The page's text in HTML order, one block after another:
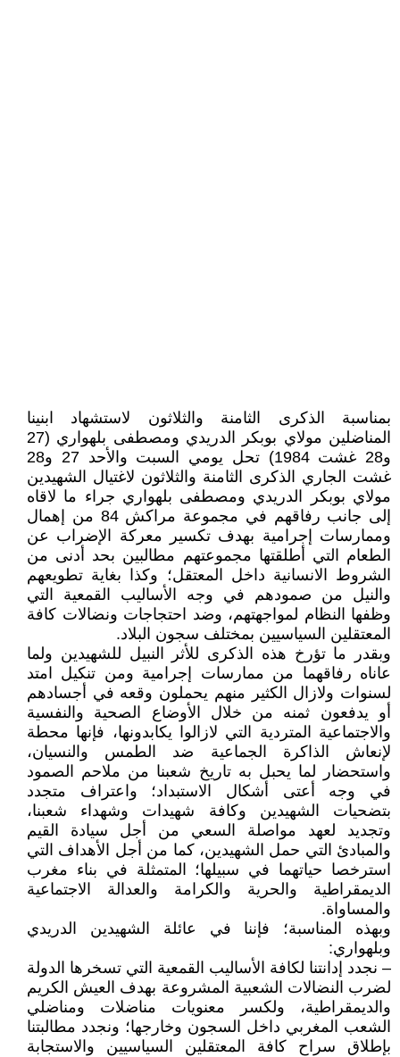
بمناسبة الذكرى الثامنة والثلاثون لاستشهاد ابنينا
المناضلين مولاي بوبكر الدريدي ومصطفى بلهواري (27
و28 غشت 1984) تحل يومي السبت والأحد 27 و28
غشت الجاري الذكرى الثامنة والثلاثون لاغتيال الشهيدين
مولاي بوبكر الدريدي ومصطفى بلهواري جراء ما لاقاه
إلى جانب رفاقهم في مجموعة مراكش 84 من إهمال
وممارسات إجرامية بهدف تكسير معركة الإضراب عن
الطعام التي أطلقتها مجموعتهم مطالبين بحد أدنى من
الشروط الانسانية داخل المعتقل؛ وكذا بغاية تطويعهم
والنيل من صمودهم في وجه الأساليب القمعية التي
وظفها النظام لمواجهتهم، وضد احتجاجات ونضالات كافة
المعتقلين السياسيين بمختلف سجون البلاد.
وبقدر ما تؤرخ هذه الذكرى للأثر النبيل للشهيدين ولما
عاناه رفاقهما من ممارسات إجرامية ومن تنكيل امتد
لسنوات ولازال الكثير منهم يحملون وقعه في أجسادهم
أو يدفعون ثمنه من خلال الأوضاع الصحية والنفسية
والاجتماعية المتردية التي لازالوا يكابدونها، فإنها محطة
لإنعاش الذاكرة الجماعية ضد الطمس والنسيان،
واستحضار لما يحبل به تاريخ شعبنا من ملاحم الصمود
في وجه أعتى أشكال الاستبداد؛ واعتراف متجدد
بتضحيات الشهيدين وكافة شهيدات وشهداء شعبنا،
وتجديد لعهد مواصلة السعي من أجل سيادة القيم
والمبادئ التي حمل الشهيدين، كما من أجل الأهداف التي
استرخصا حياتهما في سبيلها؛ المتمثلة في بناء مغرب
الديمقراطية والحرية والكرامة والعدالة الاجتماعية
والمساواة.
وبهذه المناسبة؛ فإننا في عائلة الشهيدين الدريدي
وبلهواري:
– نجدد إدانتنا لكافة الأساليب القمعية التي تسخرها الدولة
لضرب النضالات الشعبية المشروعة بهدف العيش الكريم
والديمقراطية، ولكسر معنويات مناضلات ومناضلي
الشعب المغربي داخل السجون وخارجها؛ ونجدد مطالبتنا
بإطلاق سراح كافة المعتقلين السياسيين والاستجابة